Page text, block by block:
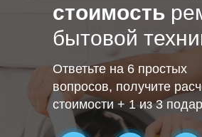
стоимость
бытовой
Ответьте на 6 простых
вопросов, получите
стоимости + 1 из 3